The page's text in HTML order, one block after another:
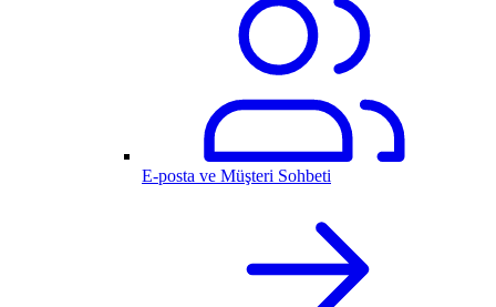
E-posta ve Müşteri Sohbeti